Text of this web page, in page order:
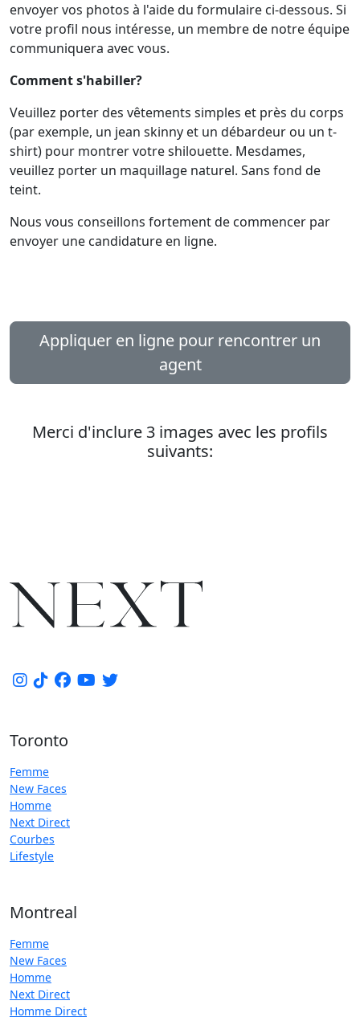
envoyer vos photos à l'aide du formulaire ci-dessous. Si
votre profil nous intéresse, un membre de notre équipe
communiquera avec vous.
Comment s'habiller?
Veuillez porter des vêtements simples et près du corps
(par exemple, un jean skinny et un débardeur ou un t-
shirt) pour montrer votre shilouette. Mesdames,
veuillez porter un maquillage naturel. Sans fond de
teint.
Nous vous conseillons fortement de commencer par
envoyer une candidature en ligne.
Appliquer en ligne pour rencontrer un
agent
Merci d'inclure 3 images avec les profils
suivants:
Toronto
Femme
New Faces
Homme
Next Direct
Courbes
Lifestyle
Montreal
Femme
New Faces
Homme
Next Direct
Homme Direct